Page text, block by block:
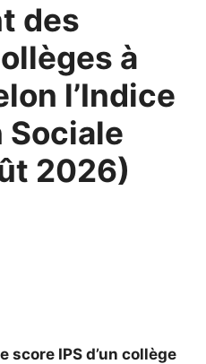
des
à
l’Indice
Sociale
2026)
IPS d’un collège